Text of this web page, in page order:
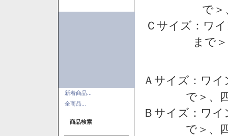
新着商品...
全商品...
商品検索
で
Ｃサイズ：ワ
まで
Ａサイズ：ワ
で＞、
Ｂサイズ：ワ
で＞、